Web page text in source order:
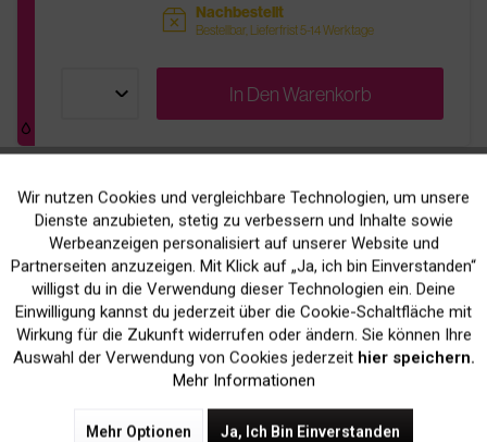
sold Nachbestellt
Bestellbar, Lieferfrist 5-14 Werktage
In DenWarenkorb
Original Kyocera 370AN310 / TK-815Y
Toner Yellow
386,90 € *
inkl. MwSt.zzgl. Versandkosten
pages Bis zu 20.000 Seiten
sold Nachbestellt
Bestellbar, Lieferfrist 5-14 Werktage
Funktionale Aktiv
Marketing Inaktiv
Tracking Inaktiv
Wir nutzen Cookies und vergleichbare Technologien, um unsere
Dienste anzubieten, stetig zu verbessern und Inhalte sowie
Werbeanzeigen personalisiert auf unserer Website und
Partnerseiten anzuzeigen. Mit Klick auf „Ja, ich bin Einverstanden“
willigst du in die Verwendung dieser Technologien ein. Deine
Einwilligung kannst du jederzeit über die Cookie-Schaltfläche mit
Wirkung für die Zukunft widerrufen oder ändern. Sie können Ihre
Auswahl der Verwendung von Cookies jederzeit hier speichern.
Mehr Informationen
Mehr Optionen Ja, Ich Bin Einverstanden